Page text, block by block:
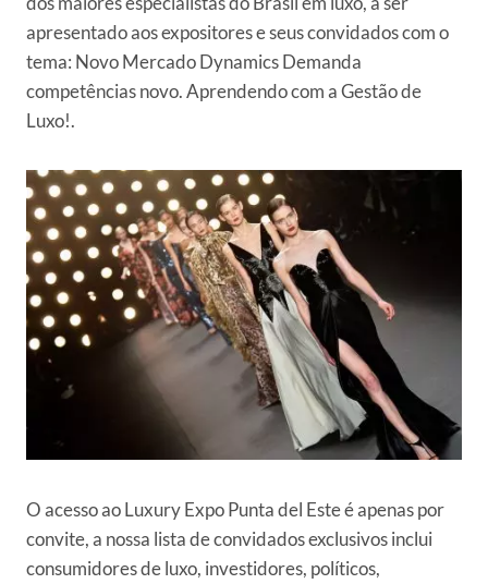
apresentado aos expositores e seus convidados com o
tema: Novo Mercado Dynamics Demanda
competências novo. Aprendendo com a Gestão de
Luxo!.
O acesso ao Luxury Expo Punta del Este é apenas por
convite, a nossa lista de convidados exclusivos inclui
consumidores de luxo, investidores, políticos,